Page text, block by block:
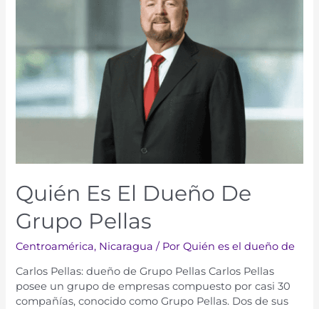
Quién Es El Dueño De
Grupo Pellas
Centroamérica, Nicaragua / PorQuién es el dueño de
Carlos Pellas: dueño de Grupo Pellas Carlos Pellas
posee un grupo de empresas compuesto por casi 30
compañías, conocido como Grupo Pellas. Dos de sus